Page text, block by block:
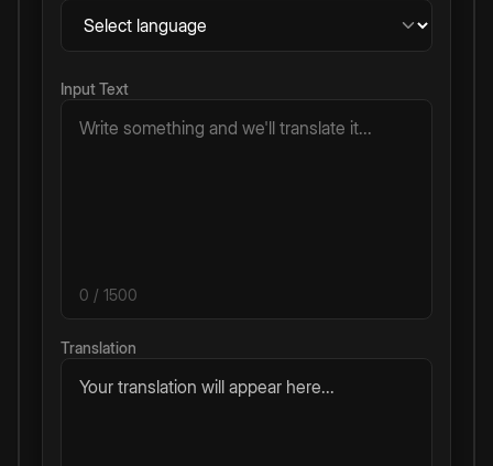
Input Text
0 / 1500
Translation
Your translation will appear here...